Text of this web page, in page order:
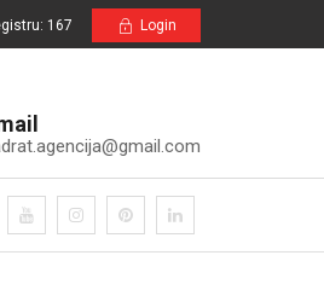
167 Login